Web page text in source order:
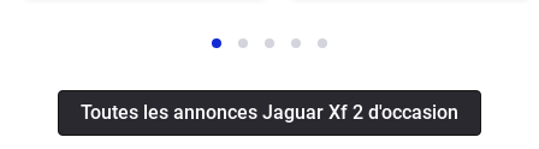
Toutes les annonces Jaguar Xf 2 d'occasion